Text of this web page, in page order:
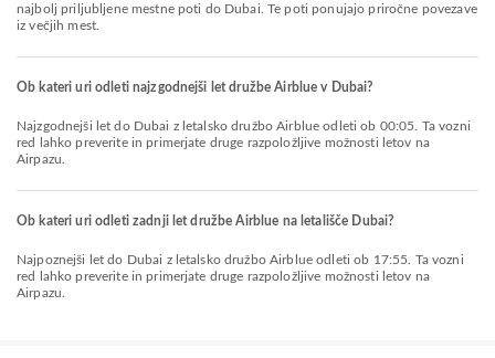
najbolj priljubljene mestne poti do Dubai. Te poti ponujajo priročne povezave
iz večjih mest.
Ob kateri uri odleti najzgodnejši let družbe Airblue v Dubai?
Najzgodnejši let do Dubai z letalsko družbo Airblue odleti ob 00:05. Ta vozni
red lahko preverite in primerjate druge razpoložljive možnosti letov na
Airpazu.
Ob kateri uri odleti zadnji let družbe Airblue na letališče Dubai?
Najpoznejši let do Dubai z letalsko družbo Airblue odleti ob 17:55. Ta vozni
red lahko preverite in primerjate druge razpoložljive možnosti letov na
Airpazu.